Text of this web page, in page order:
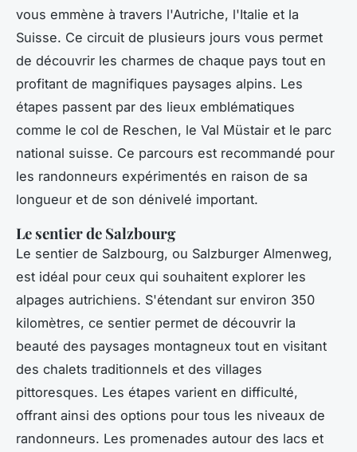
vous emmène à travers l'Autriche, l'Italie et la
Suisse. Ce circuit de plusieurs jours vous permet
de découvrir les charmes de chaque pays tout en
profitant de magnifiques paysages alpins. Les
étapes passent par des lieux emblématiques
comme le col de Reschen, le Val Müstair et le parc
national suisse. Ce parcours est recommandé pour
les randonneurs expérimentés en raison de sa
longueur et de son dénivelé important.
Le sentier de Salzbourg
Le sentier de Salzbourg, ou Salzburger Almenweg,
est idéal pour ceux qui souhaitent explorer les
alpages autrichiens. S'étendant sur environ 350
kilomètres, ce sentier permet de découvrir la
beauté des paysages montagneux tout en visitant
des chalets traditionnels et des villages
pittoresques. Les étapes varient en difficulté,
offrant ainsi des options pour tous les niveaux de
randonneurs. Les promenades autour des lacs et